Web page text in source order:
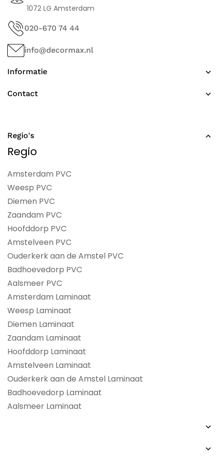
Informatie
Contact
1072 LG Amsterdam
020-670 74 44
info@decormax.nl
Regio's
Regio
Amsterdam PVC
Weesp PVC
Diemen PVC
Zaandam PVC
Hoofddorp PVC
Amstelveen PVC
Ouderkerk aan de Amstel PVC
Badhoevedorp PVC
Aalsmeer PVC
Amsterdam Laminaat
Weesp Laminaat
Diemen Laminaat
Zaandam Laminaat
Hoofddorp Laminaat
Amstelveen Laminaat
Ouderkerk aan de Amstel Laminaat
Badhoevedorp Laminaat
Aalsmeer Laminaat